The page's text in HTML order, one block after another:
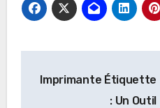
navigation
Imprimante Étiquette
: Un Outil